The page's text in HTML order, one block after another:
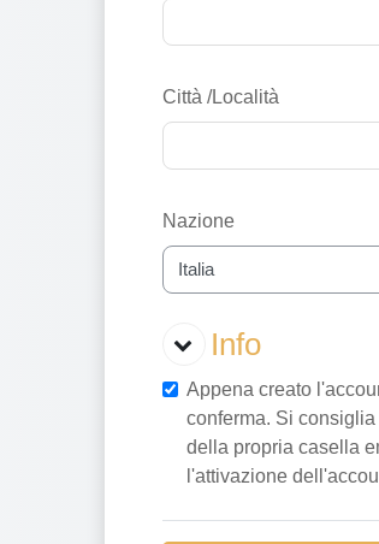
Città /Località
Nazione
Info
Info
Appena creato
conferma. Si
della propria casella
l'attivazione